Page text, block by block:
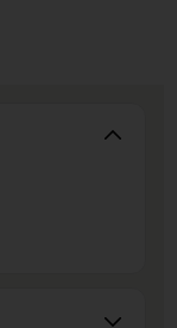
Met Kurk